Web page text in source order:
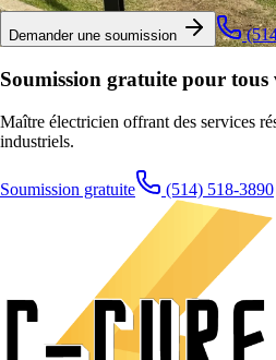
Demander une soumission
Soumission gratuite pour tous
Maître électricien offrant des services
industriels.
Soumission gratuite (514) 518-3890